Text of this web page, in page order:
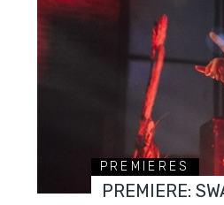
PREMIERES
PREMIERE: